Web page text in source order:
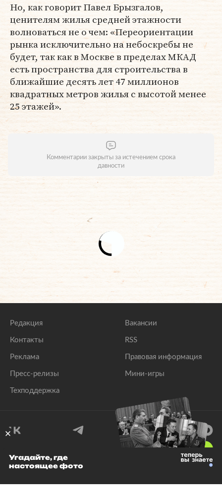
Но, как говорит Павел Брызгалов,
ценителям жилья средней этажности
волноваться не о чем: «Переориентации
рынка исключительно на небоскребы не
будет, так как в Москве в пределах МКАД
есть пространства для строительства в
ближайшие десять лет 47 миллионов
квадратных метров жилья с высотой менее
25 этажей».
Комментарии закрыты за истечением срока
давности
Редакция
Контакты
Реклама
Пресс-релизы
Техподдержка
Вакансии
RSS
Правовая информация
Мини-игры
© 1999–2026 Все права защищены.
Угадайте, где
настоящее фото